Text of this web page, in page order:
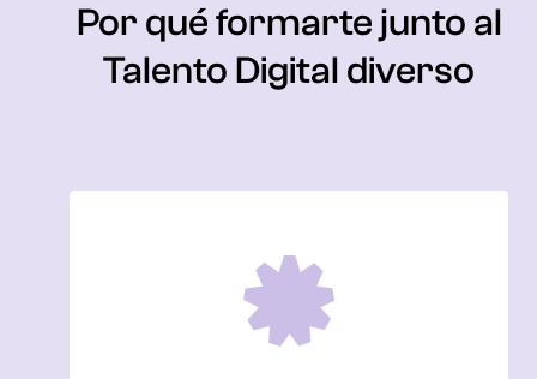
Por qué formarte junto al
Talento Digital diverso